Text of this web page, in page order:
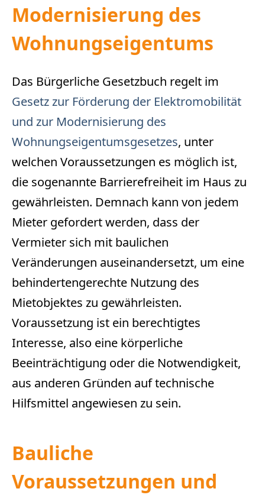
Modernisierung des
Wohnungseigentums
Das Bürgerliche Gesetzbuch regelt im
Gesetz zur Förderung der Elektromobilität
und zur Modernisierung des
Wohnungseigentumsgesetzes, unter
welchen Voraussetzungen es möglich ist,
die sogenannte Barrierefreiheit im Haus zu
gewährleisten. Demnach kann von jedem
Mieter gefordert werden, dass der
Vermieter sich mit baulichen
Veränderungen auseinandersetzt, um eine
behindertengerechte Nutzung des
Mietobjektes zu gewährleisten.
Voraussetzung ist ein berechtigtes
Interesse, also eine körperliche
Beeinträchtigung oder die Notwendigkeit,
aus anderen Gründen auf technische
Hilfsmittel angewiesen zu sein.
Bauliche
Voraussetzungen und